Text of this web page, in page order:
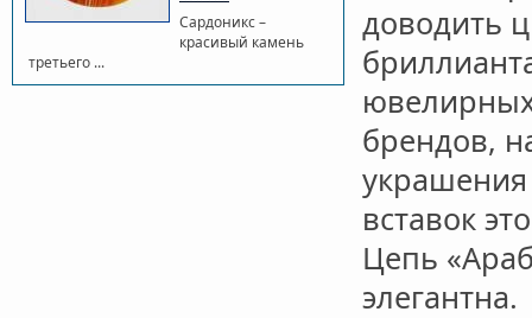
доводить
брендов,
вставок
Цепь
элегантна.
Сардоникс –
красивый камень
третьего ...